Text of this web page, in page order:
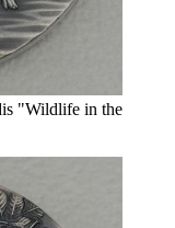
"Wildlife in the